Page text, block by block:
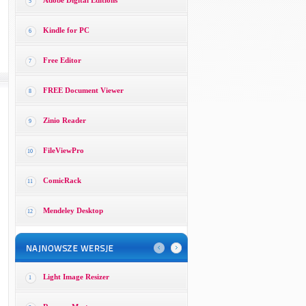
6 Kindle for PC
7 Free Editor
8 FREE Document Viewer
9 Zinio Reader
10 FileViewPro
11 ComicRack
12 Mendeley Desktop
1 Light Image Resizer